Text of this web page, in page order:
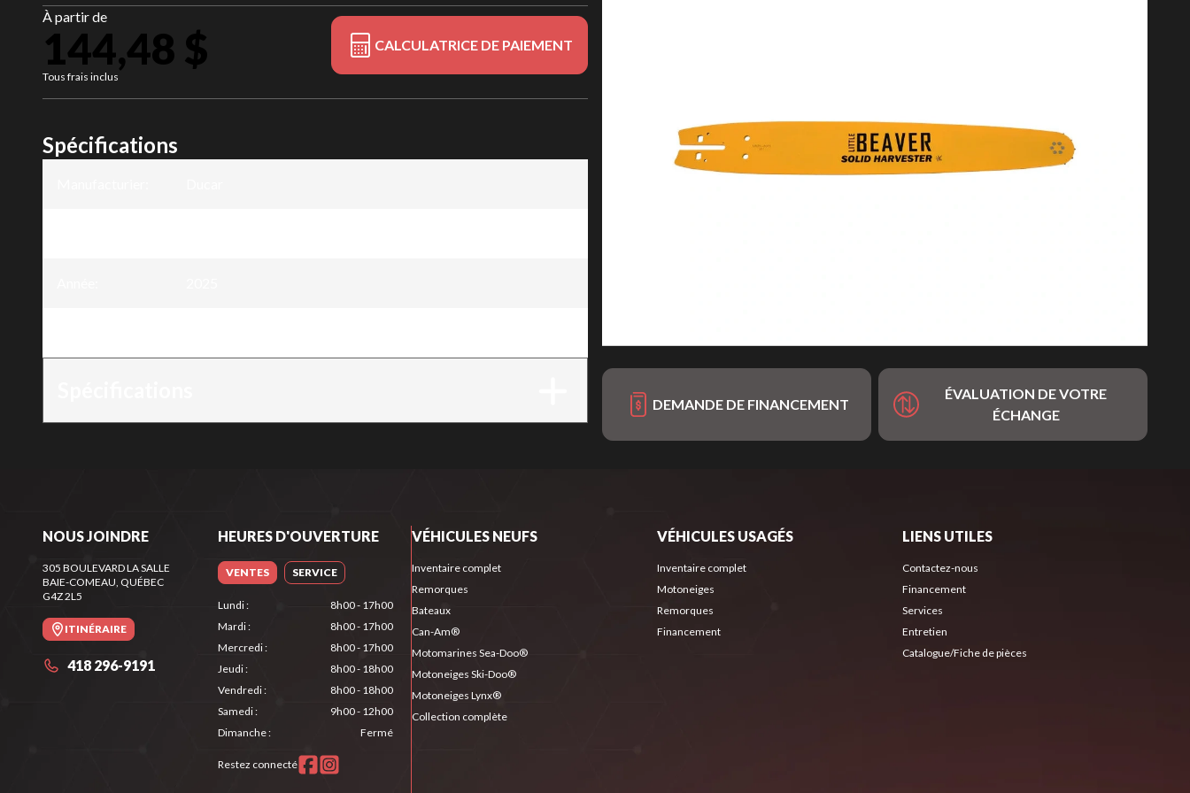
À partir de
144,48 $
Tous frais inclus
CALCULATRICE DE PAIEMENT
DEMANDE DE FINANCEMENT
ÉVALUATION DE VOTRE
ÉCHANGE
Spécifications
NOUS JOINDRE
305 BOULEVARD LA SALLE
BAIE-COMEAU , QUÉBEC
G4Z 2L5
ITINÉRAIRE
418 296-9191
HEURES D'OUVERTURE
VENTES SERVICE
Lundi:
8h00 - 17h00
Mardi:
8h00 - 17h00
Mercredi:
8h00 - 17h00
Jeudi:
8h00 - 18h00
Vendredi:
8h00 - 18h00
Samedi:
9h00 - 12h00
Dimanche: Fermé
Restez connecté
VÉHICULES NEUFS
Inventaire complet
Remorques
Bateaux
Can-Am®
Motomarines Sea-Doo®
Motoneiges Ski-Doo®
Motoneiges Lynx®
Collection complète
VÉHICULES USAGÉS
Inventaire complet
Motoneiges
Remorques
Financement
LIENS UTILES
Contactez-nous
Financement
Services
Entretien
Catalogue/Fiche de pièces